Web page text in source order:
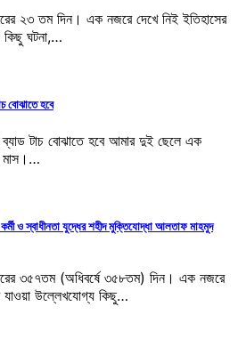
২৩ তম দিন। এক নজরে দেখে নিই ইতিহাসের
কিছু ঘটনা,…
বোঝাতে হবে
ব্যাড টাচ বোঝাতে হবে আমার দুই ছেলে এক
মাস।…
ও স্বাধীনতা যুদ্ধের শহীদ মুক্তিযোদ্ধা আলতাফ মাহমুদ
৩৫৭তম (অধিবর্ষে ৩৫৮তম) দিন। এক নজরে
যাওয়া উল্লেখযোগ্য কিছু…